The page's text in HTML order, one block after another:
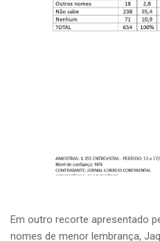
Em outro recorte apresentado
nomes de menor lembrança,